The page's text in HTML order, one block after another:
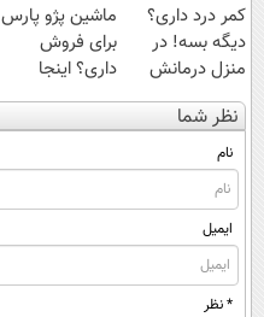
کمر درد داری؟
دیگه بسه! در
منزل درمانش
کن
(◀پرسش‌نامه)
ماشین پژو پارس
برای فروش
داری؟ اینجا
سریع بفروشش
نظر شما
نام
ایمیل
* نظر